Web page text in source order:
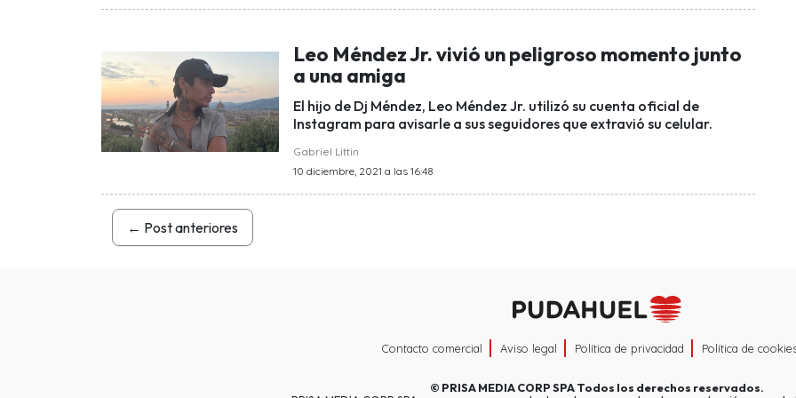
Leo Méndez Jr. vivió un peligroso momento junto
a una amiga
El hijo de Dj Méndez, Leo Méndez Jr. utilizó su cuenta oficial de
Instagram para avisarle a sus seguidores que extravió su celular.
Gabriel Littin
10 diciembre, 2021 a las 16:48
← Post anteriores
Contacto comercial Aviso legal Política de privacidad Política de
© PRISA MEDIA CORP SPATodos los derechos reservados.